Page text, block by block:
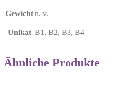
Gewicht n. v.
Unikat B1, B2, B3, B4
Ähnliche Produkte